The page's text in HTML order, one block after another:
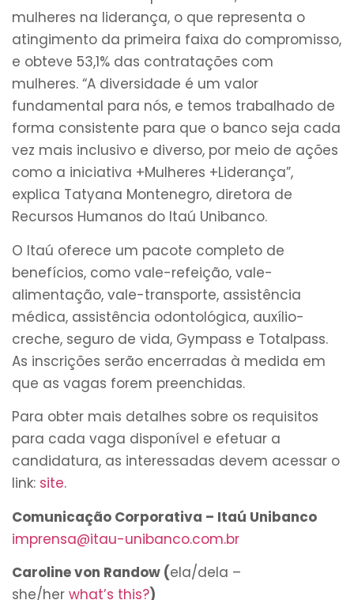
mulheres na liderança, o que representa o
atingimento da primeira faixa do compromisso,
e obteve 53,1% das contratações com
mulheres. “A diversidade é um valor
fundamental para nós, e temos trabalhado de
forma consistente para que o banco seja cada
vez mais inclusivo e diverso, por meio de ações
como a iniciativa +Mulheres +Liderança”,
explica Tatyana Montenegro, diretora de
Recursos Humanos do Itaú Unibanco.
O Itaú oferece um pacote completo de
benefícios, como vale-refeição, vale-
alimentação, vale-transporte, assistência
médica, assistência odontológica, auxílio-
creche, seguro de vida, Gympass e Totalpass.
As inscrições serão encerradas à medida em
que as vagas forem preenchidas.
Para obter mais detalhes sobre os requisitos
para cada vaga disponível e efetuar a
candidatura, as interessadas devem acessar o
link: site.
Comunicação Corporativa – Itaú Unibanco
imprensa@itau-unibanco.com.br
Caroline von Randow (ela/dela –
she/her what’s this?)